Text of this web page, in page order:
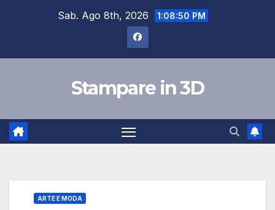
Sab. Ago 8th, 2026 1:08:51 PM
Stampare in 3D
ARTE E MODA